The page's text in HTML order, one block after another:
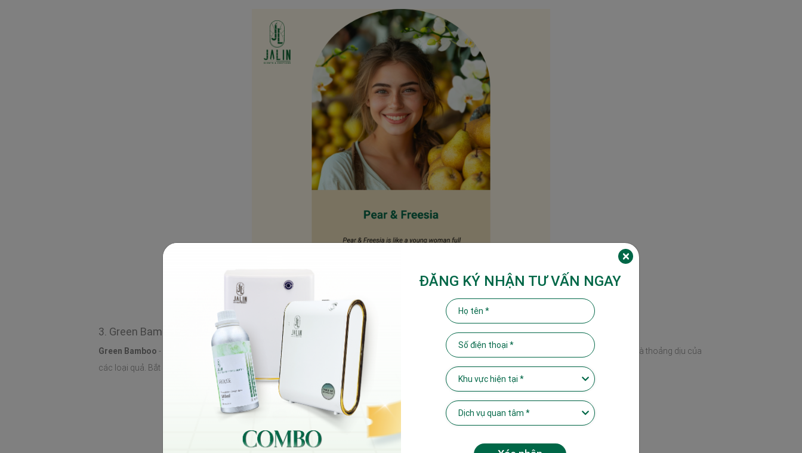
3. Green Bamboo
Green Bamboo - Hương thơm được ví như những chiếc măng tre mới nhú, tỉnh giấc sau cơn mưa rào, mơn mởn và tươi mát, thêm chút ngọt ấm và thoảng dịu của
các loại quả. Bắt gặp một cảm xúc mới lạ và thú vị khiến bạn chỉ muốn chìm đắm trong mùa hè này mãi.
ĐĂNG KÝ NHẬN TƯ VẤN NGAY